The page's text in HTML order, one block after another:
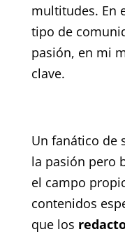
multitudes. En
tipo de
pasión, en mi
clave.
Un fanático de
la pasión pero
el campo
contenidos
que los